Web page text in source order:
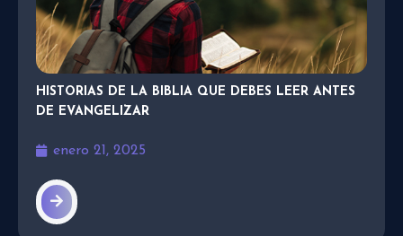
HISTORIAS DE LA BIBLIA QUE DEBES LEER ANTES
DE EVANGELIZAR
enero 21, 2025